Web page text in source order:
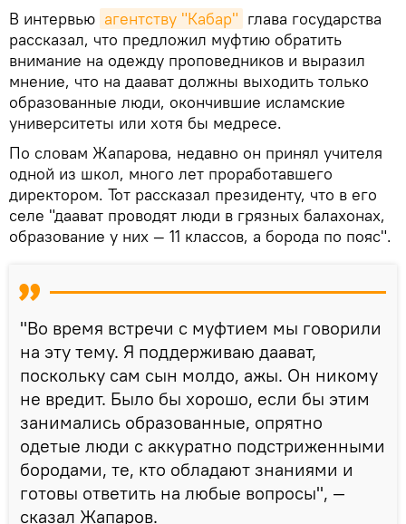
В интервью агентству "Кабар" глава государства
рассказал, что предложил муфтию обратить
внимание на одежду проповедников и выразил
мнение, что на даават должны выходить только
образованные люди, окончившие исламские
университеты или хотя бы медресе.
По словам Жапарова, недавно он принял учителя
одной из школ, много лет проработавшего
директором. Тот рассказал президенту, что в его
селе "даават проводят люди в грязных балахонах,
образование у них — 11 классов, а борода по пояс".
"Во время встречи с муфтием мы говорили
на эту тему. Я поддерживаю даават,
поскольку сам сын молдо, ажы. Он никому
не вредит. Было бы хорошо, если бы этим
занимались образованные, опрятно
одетые люди с аккуратно подстриженными
бородами, те, кто обладают знаниями и
готовы ответить на любые вопросы", —
сказал Жапаров.